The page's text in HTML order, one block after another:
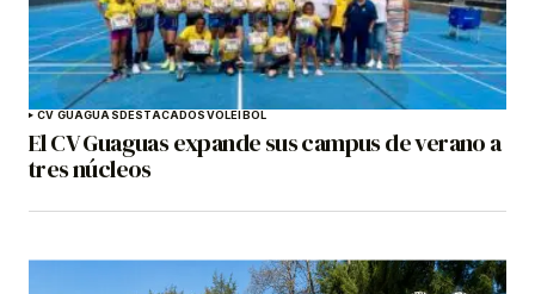
CV GUAGUAS DESTACADOSVOLEIBOL
El CV Guaguas expande sus campus de verano a
tres núcleos